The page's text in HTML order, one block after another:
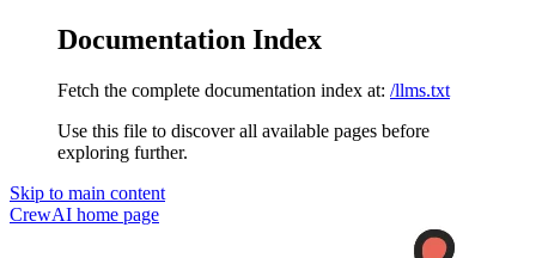
Documentation Index
Fetch the complete documentation index at: /llms.txt
Use this file to discover all available pages before
exploring further.
Skip to main content
CrewAI home page